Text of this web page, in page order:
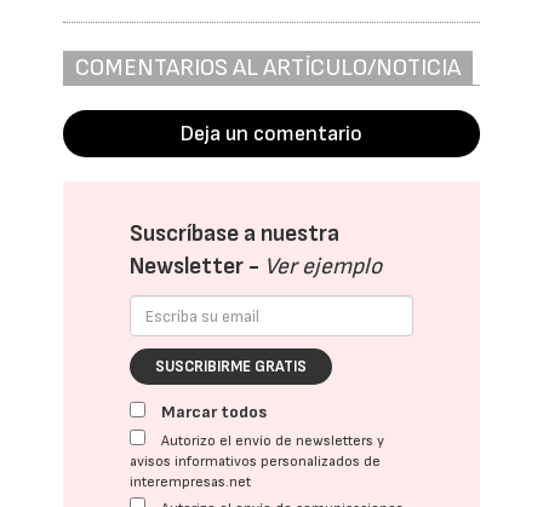
COMENTARIOS AL ARTÍCULO/NOTICIA
Deja un comentario
Suscríbase a nuestra
Newsletter - Ver ejemplo
SUSCRIBIRME GRATIS
Marcar todos
Autorizo el envío de newsletters y
avisos informativos personalizados de
interempresas.net